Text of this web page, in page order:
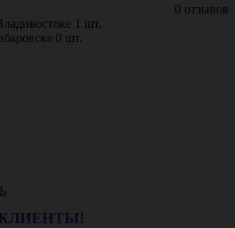
0 отзывов
1 шт.
0 шт.